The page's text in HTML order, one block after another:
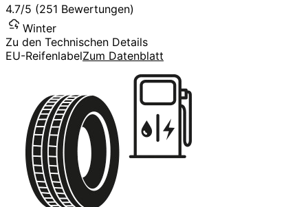
4.7/5 (251 Bewertungen)
Winter
Zu den Technischen Details
EU-ReifenlabelZum Datenblatt